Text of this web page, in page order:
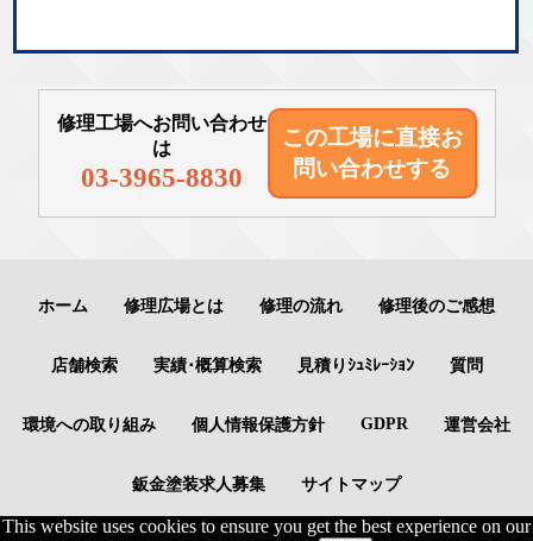
修理工場へお問い合わせ
は
03-3965-8830
この工場に直接お
問い合わせする
ホーム 修理広場とは 修理の流れ 修理後のご感想
店舗検索 実績･概算検索 見積りｼｭﾐﾚｰｼｮﾝ 質問
環境への取り組み 個人情報保護方針 GDPR 運営会社
鈑金塗装求人募集 サイトマップ
This website uses cookies to ensure you get the best experience on our